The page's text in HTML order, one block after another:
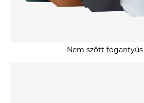
Nem szőtt fogantyús